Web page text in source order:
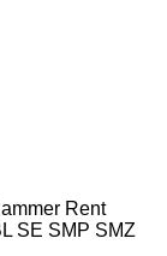
Rent
SE SMP SMZ